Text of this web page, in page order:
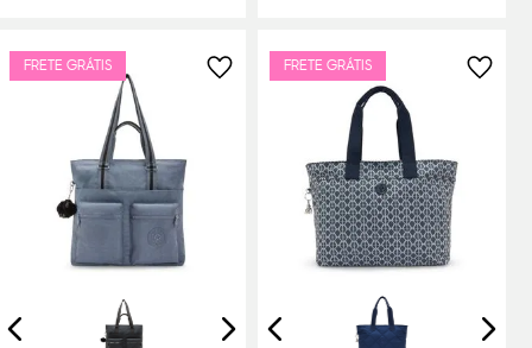
FRETE GRÁTIS FRETE GRÁTIS